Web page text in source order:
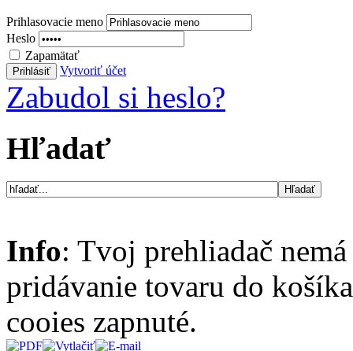
Prihlasovacie meno
Heslo
Zapamätať
Vytvoriť účet
Zabudol si heslo?
Hľadať
Info: Tvoj prehliadač
pridávanie tovaru do
cooies zapnuté.